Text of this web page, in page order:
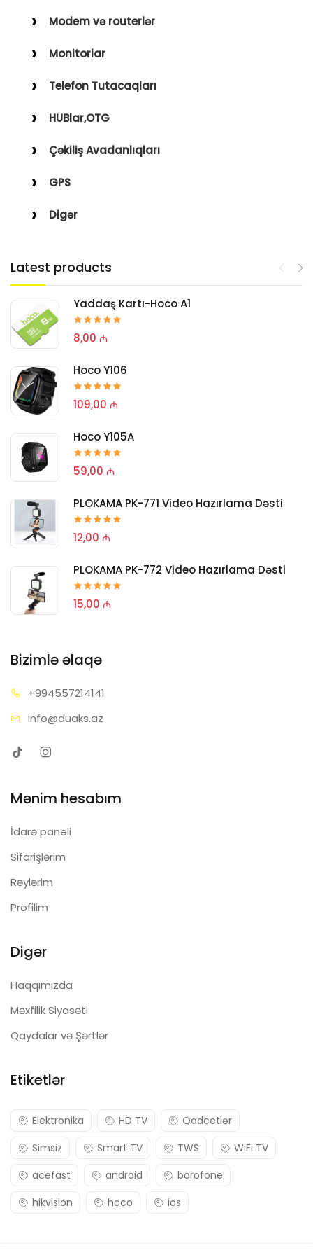
Modem və routerlər
Monitorlar
Telefon Tutacaqları
HUBlar,OTG
Çəkiliş Avadanlıqları
GPS
Digər
Latest products
Yaddaş Kartı-Hoco A1
8,00 ₼
Hoco Y106
109,00 ₼
Hoco Y105A
59,00 ₼
PLOKAMA PK-771 Video Hazırlama Dəsti
12,00 ₼
PLOKAMA PK-772 Video Hazırlama Dəsti
15,00 ₼
Bizimlə əlaqə
+994557214141
info@duaks.az
Mənim hesabım
İdarə paneli
Sifarişlərim
Rəylərim
Profilim
Digər
Haqqımızda
Məxfilik Siyasəti
Qaydalar və Şərtlər
Etiketlər
Elektronika HD TV
Qadcetlər
Simsiz
Smart TV TWS
WiFi TV
acefast
android
borofone
hikvision
hoco ios